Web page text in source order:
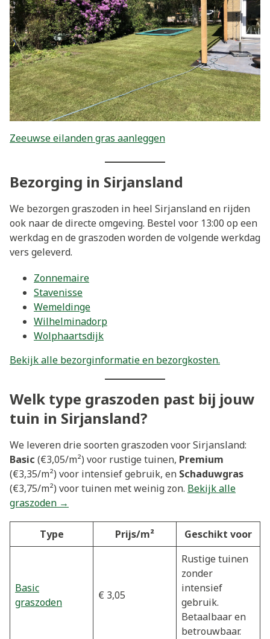
Zeeuwse eilanden gras aanleggen
Bezorging in Sirjansland
We bezorgen graszoden in heel Sirjansland en rijden
ook naar de directe omgeving. Bestel voor 13:00 op een
werkdag en de graszoden worden de volgende werkdag
vers geleverd.
Zonnemaire
Stavenisse
Wemeldinge
Wilhelminadorp
Wolphaartsdijk
Bekijk alle bezorginformatie en bezorgkosten.
Welk type graszoden past bij jouw
tuin in Sirjansland?
We leveren drie soorten graszoden voor Sirjansland:
Basic (€3,05/m²) voor rustige tuinen, Premium
(€3,35/m²) voor intensief gebruik, en Schaduwgras
(€3,75/m²) voor tuinen met weinig zon. Bekijk alle
graszoden →
Type Prijs/m² Geschikt voor
Basic
graszoden
€ 3,05
Rustige tuinen
zonder
intensief
gebruik.
Betaalbaar en
betrouwbaar.